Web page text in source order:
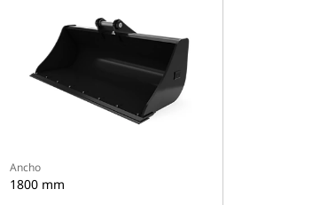
Ancho
1800 mm